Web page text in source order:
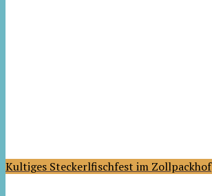
Kultiges Steckerlfischfest im Zollpackhof